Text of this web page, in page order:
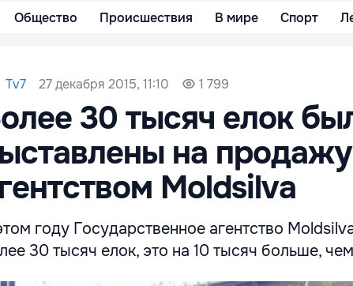
Общество Происшествия В мире Спорт
Tv7 27 декабря 2015, 11:10 1 799
30 тысяч елок
на
Moldsilva
году Государственное агентство
30 тысяч елок, это на 10 тысяч больше,